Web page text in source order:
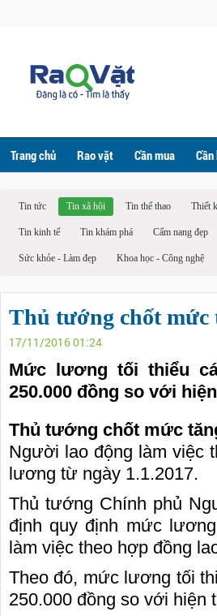
Trang chủ Rao vặt Cần mua Cần
Tin tức Tin xã hội Tin thể thao Thiết
Tin kinh tế Tin khám phá Cẩm nang đẹp
Sức khỏe - Làm đẹp Khoa học - Công nghệ
Thủ tướng chốt mức
17/11/2016 01:24
Mức lương tối thiểu
250.000 đồng so với
Thủ tướng chốt mức
Người lao động làm việc
lương từ ngày 1.1.2017.
Thủ tướng Chính phủ
định quy định mức
làm việc theo hợp đồng
Theo đó, mức lương tối
250.000 đồng so với hiện